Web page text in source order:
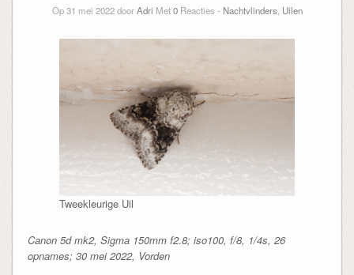
Op 31 mei 2022 doorAdri Met0Reacties - Nachtvlinders Uilen
Tweekleurige Uil
Canon 5d mk2, Sigma 150mm f2.8; iso100, f/8, 1/4s, 26
opnames; 30 mei 2022, Vorden